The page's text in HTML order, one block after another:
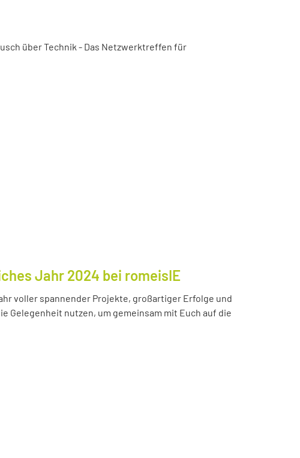
über Technik - Das Netzwerktreffen für
Jahr 2024 bei romeisIE
voller spannender Projekte, großartiger Erfolge und
Gelegenheit nutzen, um gemeinsam mit Euch auf die